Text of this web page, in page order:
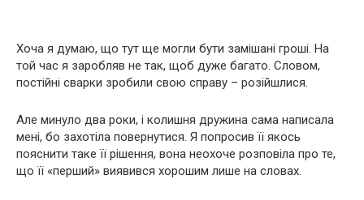
Хоча я думаю, що тут ще могли бути замішані гроші. На
той час я заробляв не так, щоб дуже багато. Словом,
постійні сварки зробили свою справу – розійшлися.
Але минуло два роки, і колишня дружина сама написала
мені, бо захотіла повернутися. Я попросив її якось
пояснити таке її рішення, вона неохоче розповіла про те,
що її «перший» виявився хорошим лише на словах.